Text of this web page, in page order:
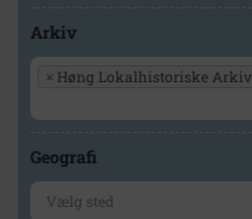
Arkiv
× Høng Lokalhistoriske Arkiv
Geografi